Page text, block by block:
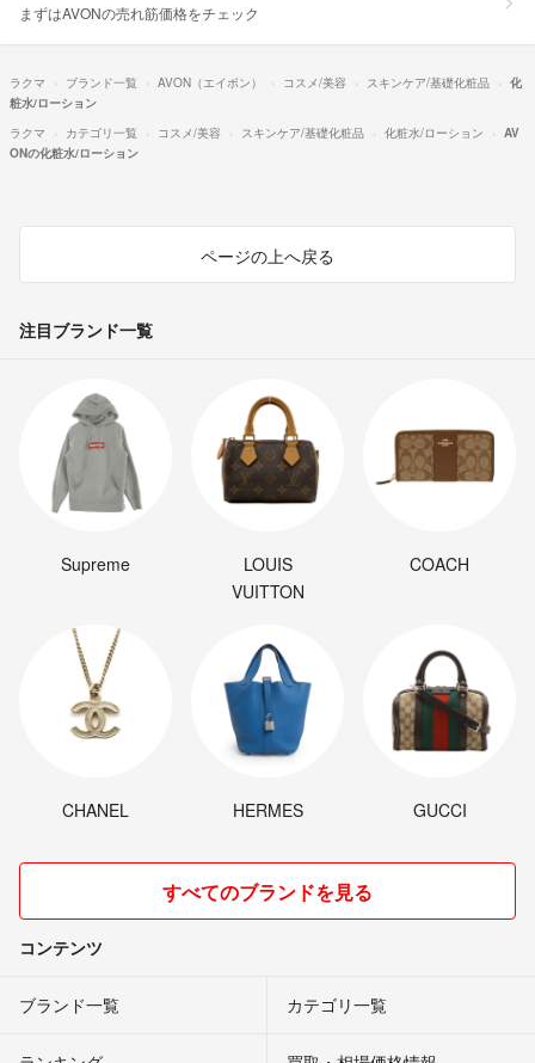
まずはAVONの売れ筋価格をチェック
ラクマ ブランド一覧 AVON（エイボン） コスメ/美容 スキンケア/基礎化粧品
化
粧水/ローション
ラクマ
カテゴリ一覧 コスメ/美容 スキンケア/基礎化粧品 化粧水/ローション
AV
ONの化粧水/ローション
ページの上へ戻る
注目ブランド一覧
Supreme
LOUIS
VUITTON
COACH
CHANEL HERMES GUCCI
すべてのブランドを見る
コンテンツ
ブランド一覧 カテゴリ一覧